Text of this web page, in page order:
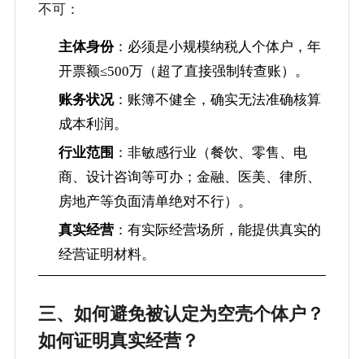
不可：
主体身份：必须是小规模纳税人个体户，年
开票额≤500万（超了直接强制转查账）。
账务状况：账簿不健全，确实无法准确核算
成本利润。
行业范围 ：非敏感行业（餐饮、零售、电
商、设计咨询等可办；金融、医美、律所、
房地产等负面清单绝对不行）。
真实经营：有实际经营场所，能提供真实的
经营证明材料。
三、如何避免被认定为空壳个体户？
如何证明真实经营？